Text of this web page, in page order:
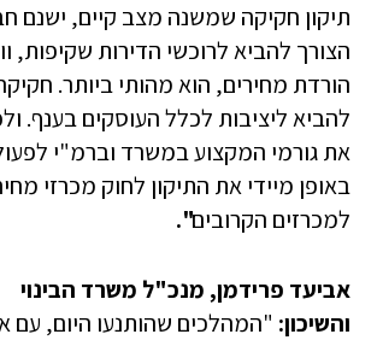
תיקון חקיקה שמשנה מצב קיים, ישנם
הצורך להביא לרוכשי הדירות שקיפות,
הורדת מחירים, הוא מהותי ביותר.
להביא ליציבות לכלל העוסקים בענף.
את גורמי המקצוע במשרד וברמ"י
באופן מיידי את התיקון לחוק מכרזי
למכרזים הקרובים".
אביעד פרידמן, מנכ"ל משרד הבינוי
והשיכון: "המהלכים שהותנעו היום, עם